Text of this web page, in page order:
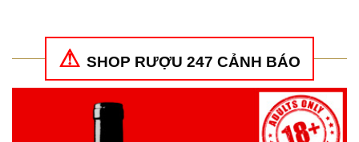
SHOP RƯỢU 247 CẢNH BÁO